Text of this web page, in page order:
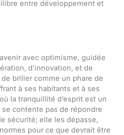
entre développement et
avec optimisme, guidée
d’innovation, et de
briller comme un phare de
à ses habitants et à ses
la tranquillité d’esprit est un
contente pas de répondre
sécurité; elle les dépasse,
pour ce que devrait être